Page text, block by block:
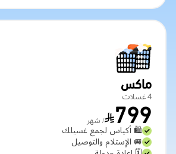
ماكس
4 غسلات
799 / شهر
🛍️ أكياس لجمع غسيلك
🚐 الإستلام والتوصيل